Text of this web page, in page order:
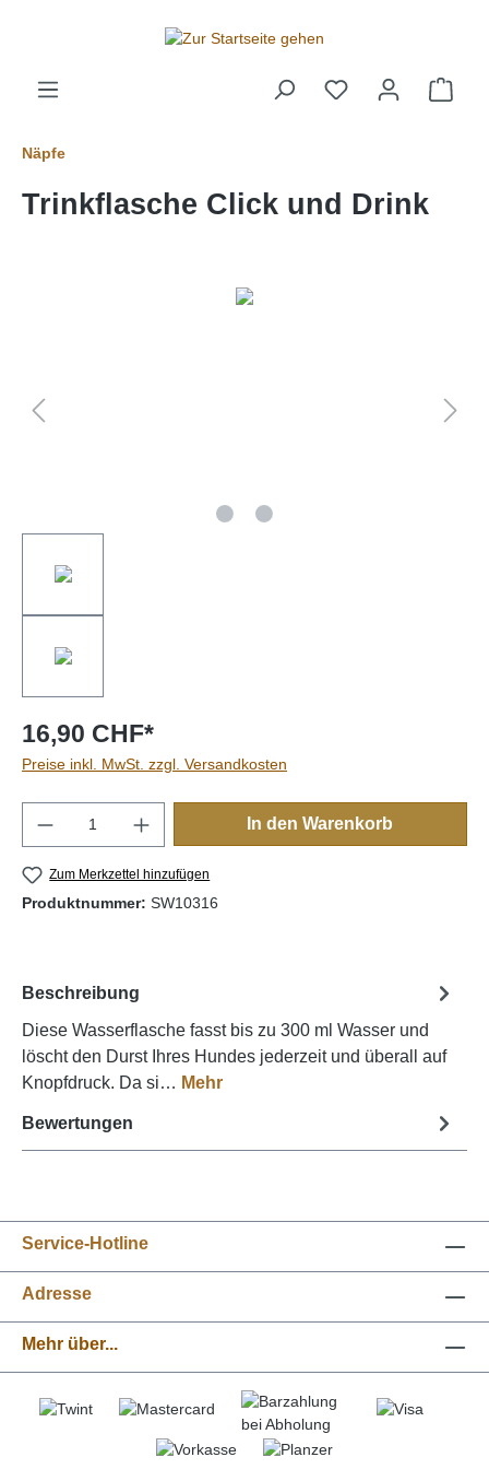
Näpfe
Trinkflasche Click und Drink
16,90 CHF*
Preise inkl. MwSt. zzgl. Versandkosten
Produkt Anzahl: Gib den gewünschten
In den Warenkorb
Zum Merkzettel hinzufügen
Produktnummer: SW10316
Beschreibung
Diese Wasserflasche fasst bis zu 300 ml Wasser und
löscht den Durst Ihres Hundes jederzeit und überall auf
Knopfdruck. Da si… Mehr
Bewertungen
Service-Hotline
Adresse
Mehr über...